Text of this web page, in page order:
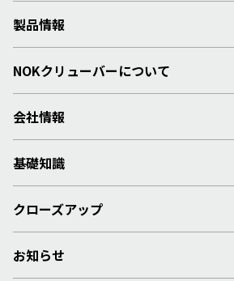
製品情報
NOKクリューバーについて
会社情報
基礎知識
クローズアップ
お知らせ